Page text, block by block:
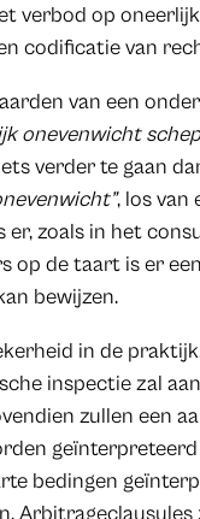
verbod op
codificatie van
van een
onevenwicht
verder te gaan
, los van
er, zoals in het
op de taart is er
bewijzen.
in de
inspectie zal
zullen een
bedingen
Arbitrageclausules